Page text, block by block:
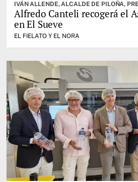
IVÁN ALLENDE, ALCALDE DE PILOÑA,
Alfredo Canteli recogerá el
en El Sueve
EL FIELATO Y EL NORA